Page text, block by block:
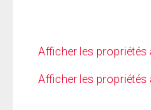
Afficher les propriétés
Afficher les propriétés